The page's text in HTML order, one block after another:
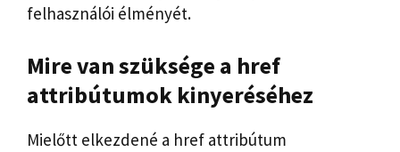
felhasználói élményét.
Mire van szüksége a href
attribútumok kinyeréséhez
Mielőtt elkezdené a href attribútum